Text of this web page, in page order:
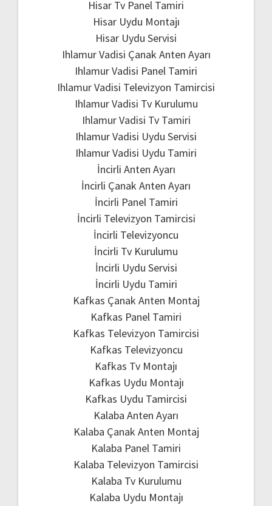
Hisar Tv Panel Tamiri
Hisar Uydu Montajı
Hisar Uydu Servisi
Ihlamur Vadisi Çanak Anten Ayarı
Ihlamur Vadisi Panel Tamiri
Ihlamur Vadisi Televizyon Tamircisi
Ihlamur Vadisi Tv Kurulumu
Ihlamur Vadisi Tv Tamiri
Ihlamur Vadisi Uydu Servisi
Ihlamur Vadisi Uydu Tamiri
İncirli Anten Ayarı
İncirli Çanak Anten Ayarı
İncirli Panel Tamiri
İncirli Televizyon Tamircisi
İncirli Televizyoncu
İncirli Tv Kurulumu
İncirli Uydu Servisi
İncirli Uydu Tamiri
Kafkas Çanak Anten Montaj
Kafkas Panel Tamiri
Kafkas Televizyon Tamircisi
Kafkas Televizyoncu
Kafkas Tv Montajı
Kafkas Uydu Montajı
Kafkas Uydu Tamircisi
Kalaba Anten Ayarı
Kalaba Çanak Anten Montaj
Kalaba Panel Tamiri
Kalaba Televizyon Tamircisi
Kalaba Tv Kurulumu
Kalaba Uydu Montajı